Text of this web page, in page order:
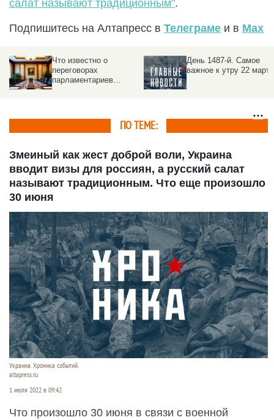
салат называют традиционным".
Подпишитесь на Алтапресс в Телеграме и в Max
День 1487-й. Самое
важное к утру 22 марта
День 1473-й. Самое
важное к утру 8 марта
ПО ТЕМЕ:
Змеиный как жест доброй воли, Украина
вводит визы для россиян, а русский салат
называют традиционным. Что еще произошло
30 июня
Украина. Хроника событий.
altapress.ru
1 июля 2022 в 09:42
Что произошло 30 июня в связи с военной